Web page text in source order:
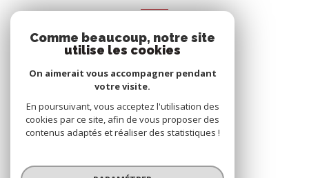
Nous adhérons
© 2026 | Tous droits réservés
Comme beaucoup, notre site
utilise les cookies
On aimerait vous accompagner pendant
votre visite.
En poursuivant, vous acceptez l'utilisation des
cookies par ce site, afin de vous proposer des
contenus adaptés et réaliser des statistiques !